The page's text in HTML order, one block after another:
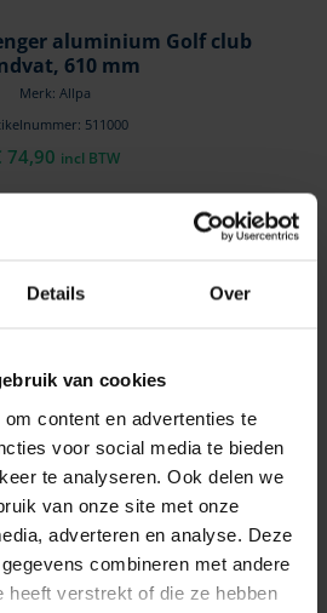
Details Over
van cookies
content en advertenties te
voor social media te bieden
te analyseren. Ook delen we
van onze site met onze
adverteren en analyse. Deze
combineren met andere
heeft verstrekt of die ze hebben
aluminium Golf club
610 mm
Merk: Allpa
511000
74,90 incl BTW
aluminium Golf club
910 mm